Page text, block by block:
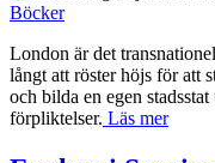
Böcker
London är det
långt att röster höjs för att
och bilda en egen
förpliktelser. Läs mer